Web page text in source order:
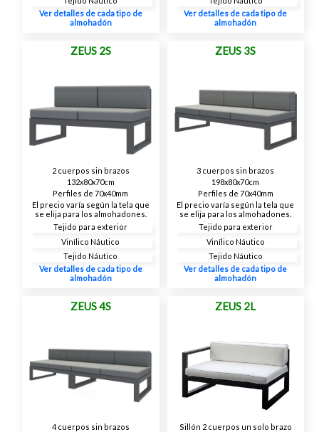
Ver detalles de cada tipo de
almohadón
Ver detalles de cada tipo de
almohadón
ZEUS 2S
2 cuerpos sin brazos
132x80x70cm
Perfiles de 70x40mm
El precio varía según la tela que
se elija para los almohadones.
Tejido para exterior
Vinílico Náutico
Tejido Náutico
Ver detalles de cada tipo de
almohadón
ZEUS 3S
3 cuerpos sin brazos
198x80x70cm
Perfiles de 70x40mm
El precio varía según la tela que
se elija para los almohadones.
Tejido para exterior
Vinílico Náutico
Tejido Náutico
Ver detalles de cada tipo de
almohadón
ZEUS 4S
4 cuerpos sin brazos
ZEUS 2L
Sillón 2 cuerpos un solo brazo